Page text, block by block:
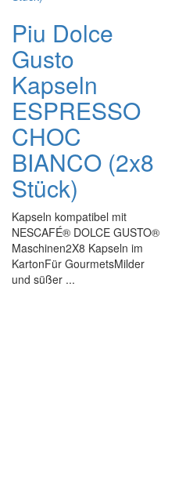
Piu Dolce
Gusto
Kapseln
ESPRESSO
CHOC
BIANCO (2x8
Stück)
Kapseln kompatibel mit
NESCAFÉ® DOLCE GUSTO®
Maschinen2X8 Kapseln im
KartonFür GourmetsMilder
und süßer ...